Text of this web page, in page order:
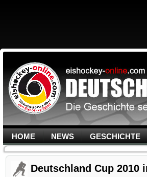
HOME NEWS GESCHICHTE
Deutschland Cup 2010